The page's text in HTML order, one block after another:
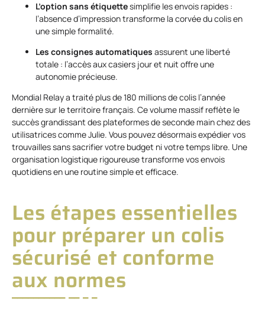
L’option sans étiquettesimplifie les envois rapides :
l’absence d’impression transforme la corvée du colis en
une simple formalité.
Les consignes automatiques assurent une liberté
totale : l’accès aux casiers jour et nuit offre une
autonomie précieuse.
Mondial Relay a traité plus de 180 millions de colis l’année
dernière sur le territoire français. Ce volume massif reflète le
succès grandissant des plateformes de seconde main chez des
utilisatrices comme Julie. Vous pouvez désormais expédier vos
trouvailles sans sacrifier votre budget ni votre temps libre. Une
organisation logistique rigoureuse transforme vos envois
quotidiens en une routine simple et efficace.
Les étapes essentielles
pour préparer un colis
sécurisé et conforme
aux normes